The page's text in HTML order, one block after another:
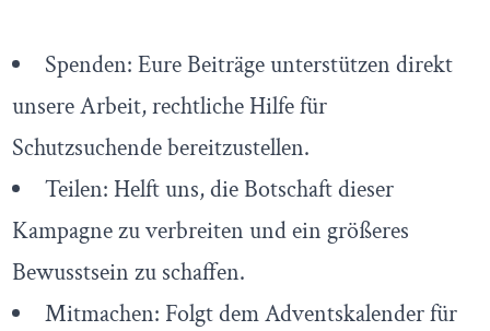
Spenden: Eure Beiträge unterstützen direkt
unsere Arbeit, rechtliche Hilfe für
Schutzsuchende bereitzustellen.
Teilen: Helft uns, die Botschaft dieser
Kampagne zu verbreiten und ein größeres
Bewusstsein zu schaffen.
Mitmachen: Folgt dem Adventskalender für